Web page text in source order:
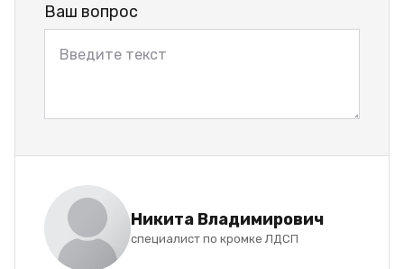
Ваш вопрос
Никита Владимирович
специалист по кромке ЛДСП